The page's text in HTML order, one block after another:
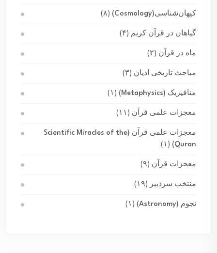
کیهان‌شناسی(Cosmology) (۸)
گیاهان در قرآن کریم (۴)
ماه در قرآن (۲)
مباحث تاریخی ادیان (۳)
متافیزیک (Metaphysics) (۱)
معجزات علمی قرآن (۱۱)
معجزات علمی قرآن (Scientific Miracles of the
Quran)
(۱)
معجزات قرآن (۹)
منتخب سردبیر (۱۹)
نجوم (Astronomy) (۱)